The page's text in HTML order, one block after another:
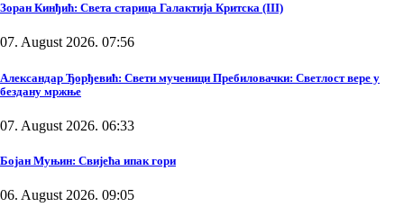
Зоран Кинђић: Света старица Галактија Критска (III)
07. August 2026. 07:56
Александар Ђорђевић: Свети мученици Пребиловачки: Светлост вере у
бездану мржње
07. August 2026. 06:33
Бојан Муњин: Свијећа ипак гори
06. August 2026. 09:05